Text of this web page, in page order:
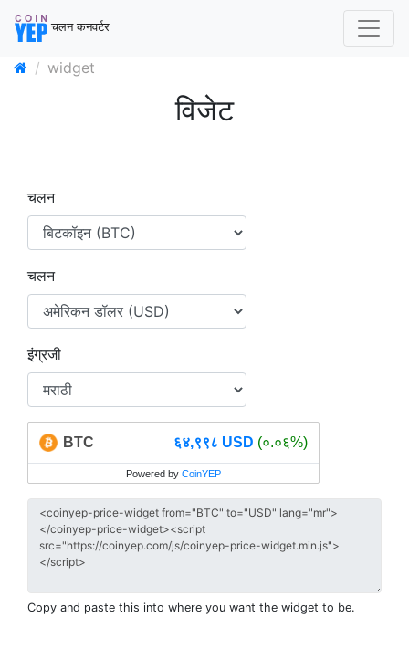
चलन कनवर्टर
widget
विजेट
चलन
चलन
इंग्रजी
BTC ६४,९९८ USD (०.०६%)
Powered by CoinYEP
Copy and paste this into where you want the widget to be.